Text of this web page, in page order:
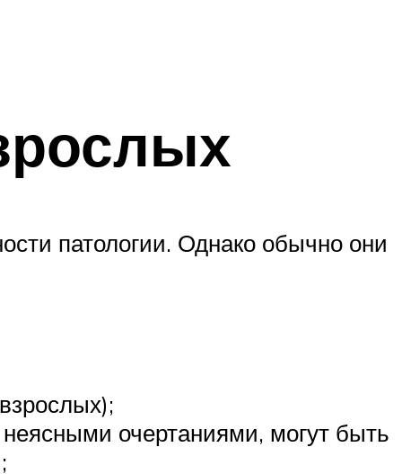
патологии. Однако обычно они
очертаниями, могут быть